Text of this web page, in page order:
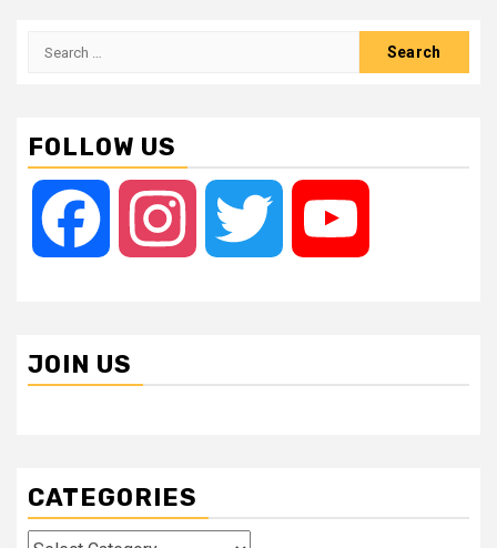
Search
FOLLOW US
Facebook Instagram Twitter
JOIN US
CATEGORIES
Categories